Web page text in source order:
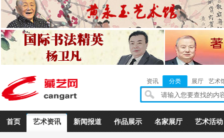
资讯 分类 展厅 艺术
首页 艺术资讯 新闻报道 作品展示 名家展厅 艺术活动